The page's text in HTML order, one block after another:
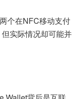
个在NFC移动支付
实际情况却可能并